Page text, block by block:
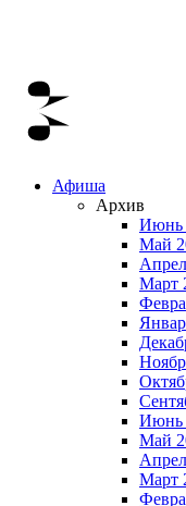
Афиша
Архив
Июнь
Май
Март
Июнь
Май
Март